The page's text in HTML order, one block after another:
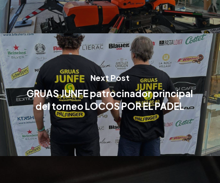
Next Post
GRUAS JUNFE patrocinador principal
del torneo LOCOS POR EL PADEL